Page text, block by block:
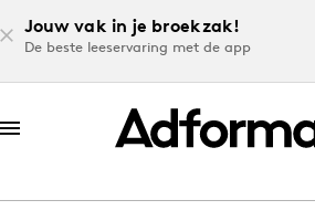
Jouw vak in je broekzak!
De beste leeservaring met de app